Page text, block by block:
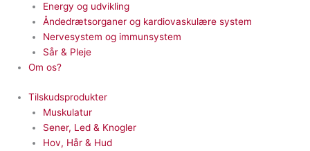
Energy og udvikling
Åndedrætsorganer og kardiovaskulære system
Nervesystem og immunsystem
Sår & Pleje
Om os?
Tilskudsprodukter
Muskulatur
Sener, Led & Knogler
Hov, Hår & Hud